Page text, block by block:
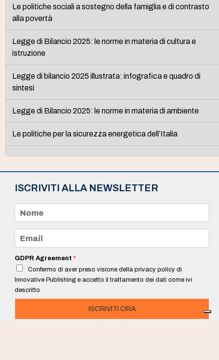
Le politiche sociali a sostegno della famiglia e di contrasto
alla povertà
Legge di Bilancio 2025: le norme in materia di cultura e
istruzione
Legge di bilancio 2025 illustrata: infografica e quadro di
sintesi
Legge di Bilancio 2025: le norme in materia di ambiente
Le politiche per la sicurezza energetica dell’Italia
ISCRIVITI ALLA NEWSLETTER
m
e
a
i
*
GDPR Agreement *
Confermo di aver preso visione della privacy policy di
Innovative Publishing e accetto il trattamento dei dati come ivi
descritto
ISCRIVITI ORA